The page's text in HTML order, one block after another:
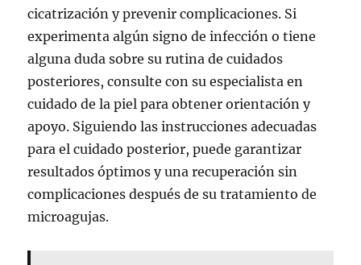
cicatrización y prevenir complicaciones. Si
experimenta algún signo de infección o tiene
alguna duda sobre su rutina de cuidados
posteriores, consulte con su especialista en
cuidado de la piel para obtener orientación y
apoyo. Siguiendo las instrucciones adecuadas
para el cuidado posterior, puede garantizar
resultados óptimos y una recuperación sin
complicaciones después de su tratamiento de
microagujas.